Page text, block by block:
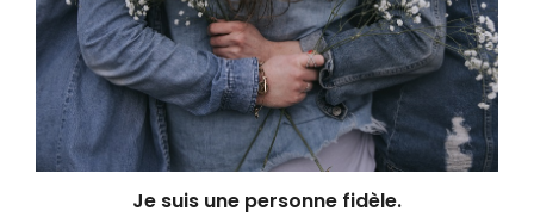
Je suis une personne fidèle.